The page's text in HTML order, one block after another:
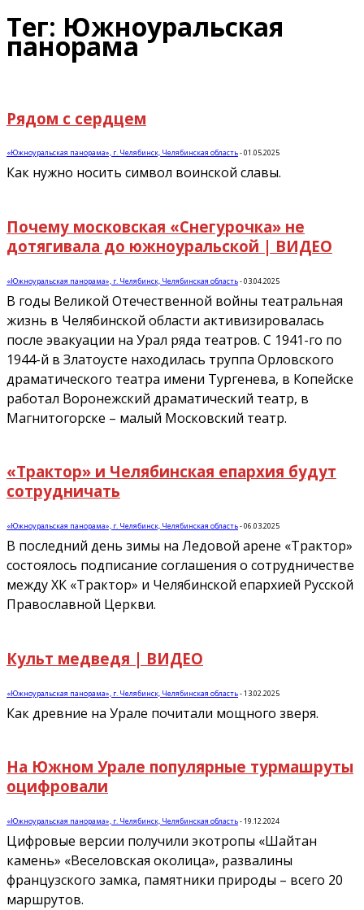
Тег: Южноуральская
панорама
Рядом с сердцем
«Южноуральская панорама», г. Челябинск, Челябинская область-01.05.2025
Как нужно носить символ воинской славы.
Почему московская «Снегурочка» не
дотягивала до южноуральской | ВИДЕО
«Южноуральская панорама», г. Челябинск, Челябинская область-03.04.2025
В годы Великой Отечественной войны театральная
жизнь в Челябинской области активизировалась
после эвакуации на Урал ряда театров. С 1941-го по
1944-й в Златоусте находилась труппа Орловского
драматического театра имени Тургенева, в Копейске
работал Воронежский драматический театр, в
Магнитогорске – малый Московский театр.
«Трактор» и Челябинская епархия будут
сотрудничать
«Южноуральская панорама», г. Челябинск, Челябинская область-06.03.2025
В последний день зимы на Ледовой арене «Трактор»
состоялось подписание соглашения о сотрудничестве
между ХК «Трактор» и Челябинской епархией Русской
Православной Церкви.
Культ медведя | ВИДЕО
«Южноуральская панорама», г. Челябинск, Челябинская область-13.02.2025
Как древние на Урале почитали мощного зверя.
На Южном Урале популярные турмашруты
оцифровали
«Южноуральская панорама», г. Челябинск, Челябинская область-19.12.2024
Цифровые версии получили экотропы «Шайтан
камень» «Веселовская околица», развалины
французского замка, памятники природы – всего 20
маршрутов.